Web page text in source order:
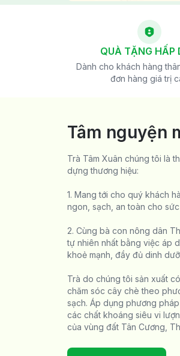
QUÀ TẶNG HẤP
Dành cho khách hàng
đơn hàng giá trị
Tâm nguyện
Trà Tâm Xuân chúng tôi là
dựng thương hiệu:
1. Mang tới cho quý khách
ngon, sạch, an toàn cho
2. Cùng bà con nông dân
tự nhiên nhất bằng việc áp
khoẻ mạnh, đầy đủ dinh
Trà do chúng tôi sản xuất
chăm sóc cây chè theo
sạch. Áp dụng phương
các chất khoáng siêu vi
của vùng đất Tân Cương,